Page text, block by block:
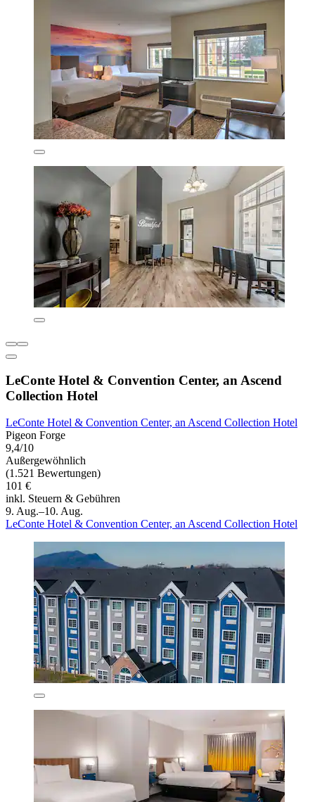
LeConte Hotel & Convention Center, an Ascend
Collection Hotel
LeConte Hotel & Convention Center, an Ascend Collection Hotel
Pigeon Forge
9,4/10
Außergewöhnlich
(1.521 Bewertungen)
101 €
inkl. Steuern & Gebühren
9. Aug.–10. Aug.
LeConte Hotel & Convention Center, an Ascend Collection Hotel